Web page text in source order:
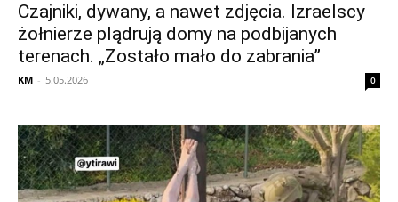
Czajniki, dywany, a nawet zdjęcia. Izraelscy
żołnierze plądrują domy na podbijanych
terenach. „Zostało mało do zabrania”
KM - 5.05.2026 0